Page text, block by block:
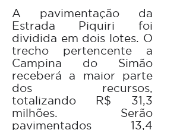
A pavimentação da
Estrada Piquiri foi
dividida em dois lotes. O
trecho pertencente a
Campina do Simão
receberá a maior parte
dos recursos,
totalizando R$ 31,3
milhões. Serão
pavimentados 13,4